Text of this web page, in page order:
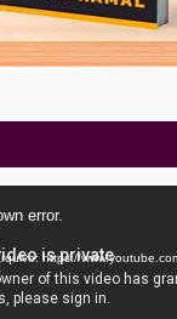
error.
https://